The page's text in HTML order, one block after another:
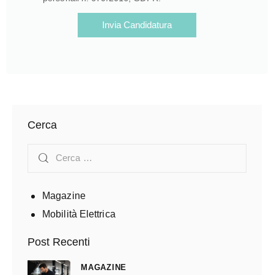
Invia Candidatura
Cerca
Magazine
Mobilità Elettrica
Post Recenti
MAGAZINE